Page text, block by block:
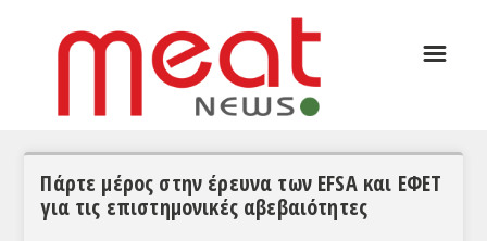
ΣΥΝΕΝΤΕΥΞΕΙΣ
☰
Πάρτε μέρος στην έρευνα των EFSA και ΕΦΕΤ
για τις επιστημονικές αβεβαιότητες